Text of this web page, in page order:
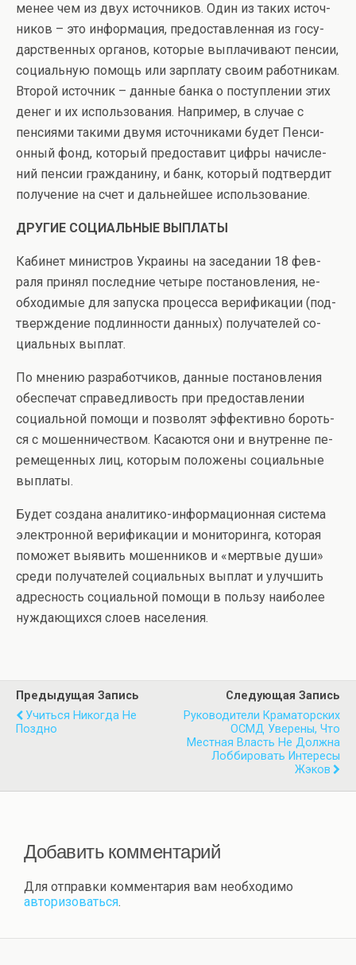
менее чем из двух источников. Один из таких источ­
ников – это информация, предоставленная из госу­
дарственных органов, которые выплачивают пенсии,
социальную помощь или зарплату своим работни­кам.
Второй источник – данные банка о поступлении этих
денег и их использования. Например, в случае с
пенсиями такими двумя источниками будет Пенси­
онный фонд, который предоставит цифры начисле­
ний пенсии гражданину, и банк, который подтвердит
получение на счет и дальнейшее использование.
ДРУГИЕ СОЦИАЛЬНЫЕ ВЫПЛАТЫ
Кабинет министров Украины на заседании 18 фев­
раля принял последние четыре постановления, не­
обходимые для запуска процесса верификации (под­
тверждение подлинности данных) получателей со­
циальных выплат.
По мнению разработчиков, данные постановле­ния
обеспечат справедливость при предоставлении
социальной помощи и позволят эффективно бороть­
ся с мошенничеством. Касаются они и внутренне пе­
ремещенных лиц, которым положены социальные
выплаты.
Будет создана аналитико-информационная систе­ма
электронной верификации и мониторинга, кото­рая
поможет выявить мошенников и «мертвые души»
среди получателей социальных выплат и улучшить
адресность социальной помощи в пользу наиболее
нуждающихся слоев населения.
Предыдущая Запись
Учиться Никогда Не
Поздно
Следующая Запись
Руководители Краматорских
ОСМД Уверены, Что
Местная Власть Не Должна
Лоббировать Интересы
Жэков
Добавить комментарий
Для отправки комментария вам необходимо
авторизоваться.